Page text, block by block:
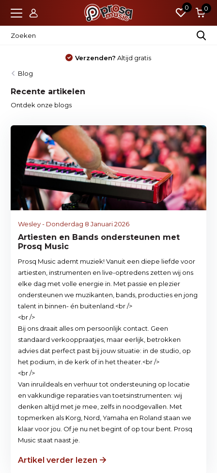
0 0
Verzenden? Altijd gratis
Blog
Recente artikelen
Ontdek onze blogs
Wesley - Donderdag 8 Januari 2026
Artiesten en Bands ondersteunen met
Prosq Music
Prosq Music ademt muziek! Vanuit een diepe liefde voor
artiesten, instrumenten en live-optredens zetten wij ons
elke dag met volle energie in. Met passie en plezier
ondersteunen we muzikanten, bands, producties en jong
talent in binnen- én buitenland.<br />
<br />
Bij ons draait alles om persoonlijk contact. Geen
standaard verkooppraatjes, maar eerlijk, betrokken
advies dat perfect past bij jouw situatie: in de studio, op
het podium, in de kerk of in het theater.<br />
<br />
Van inruildeals en verhuur tot ondersteuning op locatie
en vakkundige reparaties van toetsinstrumenten: wij
denken altijd met je mee, zelfs in noodgevallen. Met
topmerken als Korg, Nord, Yamaha en Roland staan we
klaar voor jou. Of je nu net begint of op tour bent. Prosq
Music staat naast je.
Artikel verder lezen